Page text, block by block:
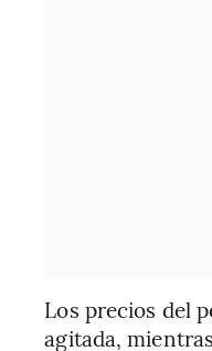
Los precios del
agitada,